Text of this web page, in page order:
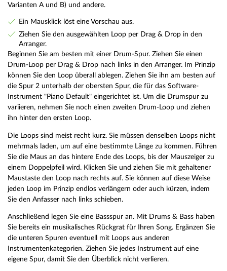
Varianten A und B) und andere.
Ein Mausklick löst eine Vorschau aus.
Ziehen Sie den ausgewählten Loop per Drag & Drop in den
Arranger.
Beginnen Sie am besten mit einer Drum-Spur. Ziehen Sie einen
Drum-Loop per Drag & Drop nach links in den Arranger. Im Prinzip
können Sie den Loop überall ablegen. Ziehen Sie ihn am besten auf
die Spur 2 unterhalb der obersten Spur, die für das Software-
Instrument "Piano Default" eingerichtet ist. Um die Drumspur zu
variieren, nehmen Sie noch einen zweiten Drum-Loop und ziehen
ihn hinter den ersten Loop.
Die Loops sind meist recht kurz. Sie müssen denselben Loops nicht
mehrmals laden, um auf eine bestimmte Länge zu kommen. Führen
Sie die Maus an das hintere Ende des Loops, bis der Mauszeiger zu
einem Doppelpfeil wird. Klicken Sie und ziehen Sie mit gehaltener
Maustaste den Loop nach rechts auf. Sie können auf diese Weise
jeden Loop im Prinzip endlos verlängern oder auch kürzen, indem
Sie den Anfasser nach links schieben.
Anschließend legen Sie eine Bassspur an. Mit Drums & Bass haben
Sie bereits ein musikalisches Rückgrat für Ihren Song. Ergänzen Sie
die unteren Spuren eventuell mit Loops aus anderen
Instrumentenkategorien. Ziehen Sie jedes Instrument auf eine
eigene Spur, damit Sie den Überblick nicht verlieren.